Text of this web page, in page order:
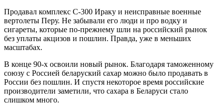
Продавал комплекс С-300 Ираку и неисправные военные
вертолеты Перу. Не забывали его люди и про водку и
сигареты, которые по-прежнему шли на российский рынок
без уплаты акцизов и пошлин. Правда, уже в меньших
масштабах.
В конце 90-х освоили новый рынок. Благодаря таможенному
союзу с Россией беларуский сахар можно было продавать в
России без пошлин. И спустя некоторое время российские
производители заметили, что сахара в Беларуси стало
слишком много.